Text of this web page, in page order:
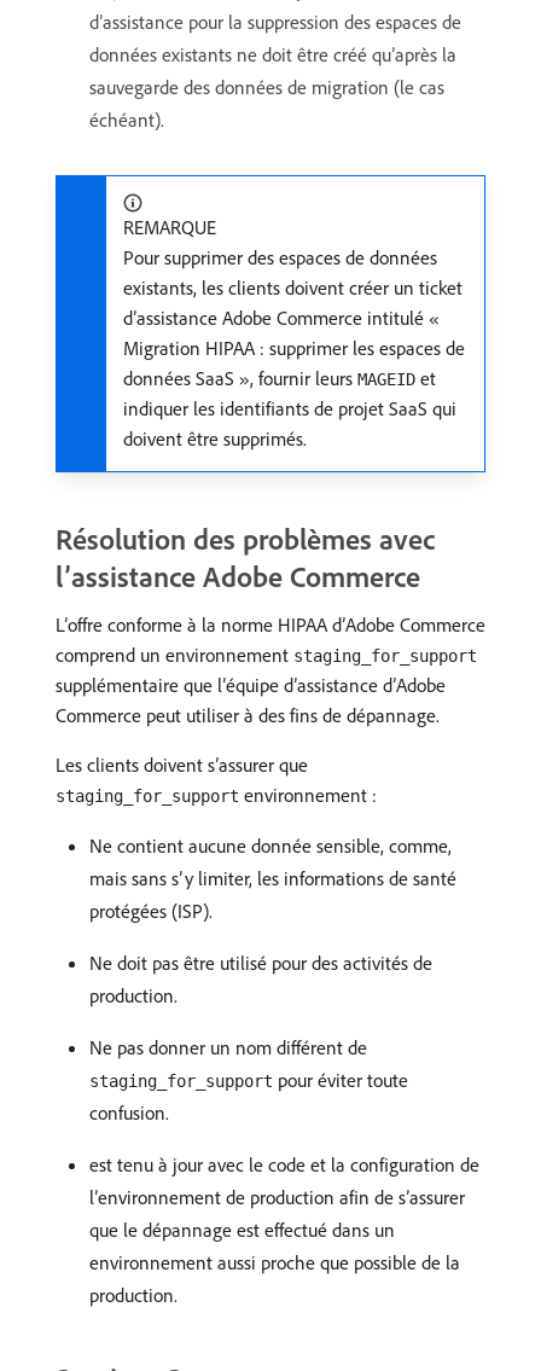
d’assistance pour la suppression des espaces de
données existants ne doit être créé qu’après la
sauvegarde des données de migration (le cas
échéant).
REMARQUE
Pour supprimer des espaces de données
existants, les clients doivent créer un ticket
d’assistance Adobe Commerce intitulé «
Migration HIPAA : supprimer les espaces de
données SaaS », fournir leurs MAGEID et
indiquer les identifiants de projet SaaS qui
doivent être supprimés.
Résolution des problèmes avec
l’assistance Adobe Commerce
L’offre conforme à la norme HIPAA d’Adobe Commerce
comprend un environnement staging_for_support
supplémentaire que l’équipe d’assistance d’Adobe
Commerce peut utiliser à des fins de dépannage.
Les clients doivent s’assurer que
staging_for_support environnement :
Ne contient aucune donnée sensible, comme,
mais sans s’y limiter, les informations de santé
protégées (ISP).
Ne doit pas être utilisé pour des activités de
production.
Ne pas donner un nom différent de
staging_for_support pour éviter toute
confusion.
est tenu à jour avec le code et la configuration de
l’environnement de production afin de s’assurer
que le dépannage est effectué dans un
environnement aussi proche que possible de la
production.